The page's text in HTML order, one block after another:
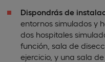
Dispondrás de
entornos simulados y
dos hospitales
función, sala de
ejercicio, y una sala